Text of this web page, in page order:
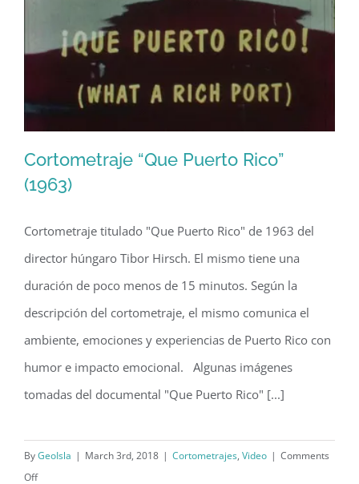
Cortometraje “Que Puerto Rico” (1963)
Cortometraje “Que Puerto Rico”
(1963)
Cortometraje titulado "Que Puerto Rico" de 1963 del
director húngaro Tibor Hirsch. El mismo tiene una
duración de poco menos de 15 minutos. Según la
descripción del cortometraje, el mismo comunica el
ambiente, emociones y experiencias de Puerto Rico con
humor e impacto emocional. Algunas imágenes
tomadas del documental "Que Puerto Rico" [...]
ByGeoIsla | March 3rd, 2018 | Cortometrajes, Video | Comments
Offon